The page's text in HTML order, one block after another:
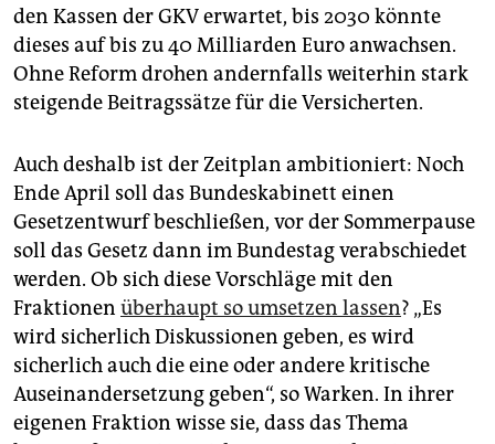
den Kassen der GKV erwartet, bis 2030 könnte
dieses auf bis zu 40 Milliarden Euro anwachsen.
Ohne Reform drohen andernfalls weiterhin stark
steigende Beitragssätze für die Versicherten.
Auch deshalb ist der Zeitplan ambitioniert: Noch
Ende April soll das Bundeskabinett einen
Gesetzentwurf beschließen, vor der Sommerpause
soll das Gesetz dann im Bundestag verabschiedet
werden. Ob sich diese Vorschläge mit den
Fraktionen überhaupt so umsetzen lassen? „Es
wird sicherlich Diskussionen geben, es wird
sicherlich auch die eine oder andere kritische
Auseinandersetzung geben“, so Warken. In ihrer
eigenen Fraktion wisse sie, dass das Thema